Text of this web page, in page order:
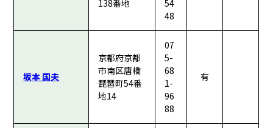
138番地
54
48
坂本 国夫
京都府京都
市南区唐橋
琵琶町54番
地14
07
5-
68
1-
96
88
有